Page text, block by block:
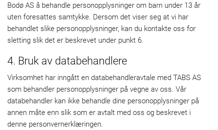
Bodø AS å behandle personopplysninger om barn under 13 år
uten foresattes samtykke. Dersom det viser seg at vi har
behandlet slike personopplysninger, kan du kontakte oss for
sletting slik det er beskrevet under punkt 6.
4. Bruk av databehandlere
Virksomhet har inngått en databehandleravtale med TABS AS
som behandler personopplysninger på vegne av oss. Vår
databehandler kan ikke behandle dine personopplysninger på
annen måte enn slik som er avtalt med oss og beskrevet i
denne personvernerklæringen.